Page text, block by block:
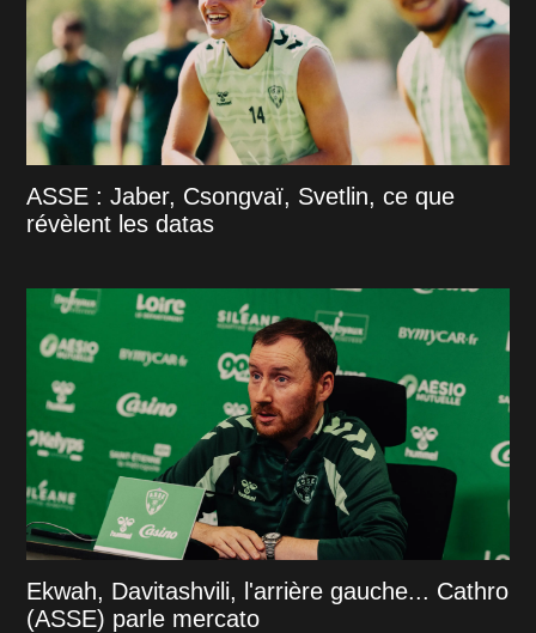
ASSE : Jaber, Csongvaï, Svetlin, ce que
révèlent les datas
Ekwah, Davitashvili, l'arrière gauche... Cathro
(ASSE) parle mercato